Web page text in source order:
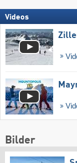
Videos
Bilder